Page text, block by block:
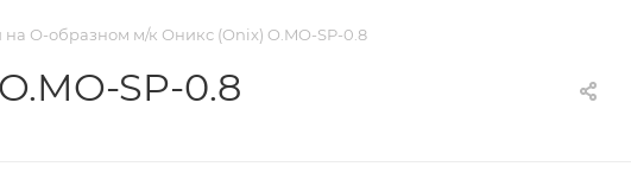
на О-образном м/к Оникс (Onix) O.MO-SP-0.8
SP-0.8